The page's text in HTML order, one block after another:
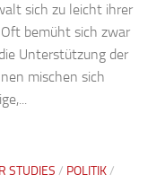
sich zu leicht ihrer
bemüht sich zwar
Unterstützung der
mischen sich
STUDIES / POLITIK/